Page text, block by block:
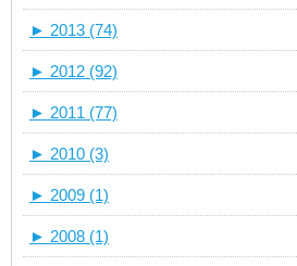
► 2013 (74)
► 2012 (92)
► 2011 (77)
► 2010 (3)
► 2009 (1)
► 2008 (1)